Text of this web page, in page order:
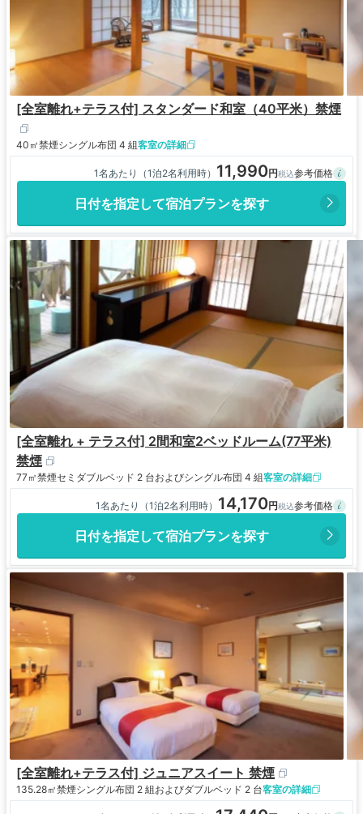
[全室離れ+テラス付] スタンダード和室（40平米）禁煙
40㎡禁煙シングル布団 4 組客室の詳細
1名あたり（1泊2名利用時） 11,990
日付を指定して宿泊プランを探す
[全室離れ + テラス付] 2間和室2ベッドルーム(77平米)
禁煙
77㎡禁煙セミダブルベッド 2 台およびシングル布団 4 組客室の詳細
1名あたり（1泊2名利用時） 14,170
日付を指定して宿泊プランを探す
[全室離れ+テラス付] ジュニアスイート 禁煙
135.28㎡禁煙シングル布団 2 組およびダブルベッド 2 台客室の詳細